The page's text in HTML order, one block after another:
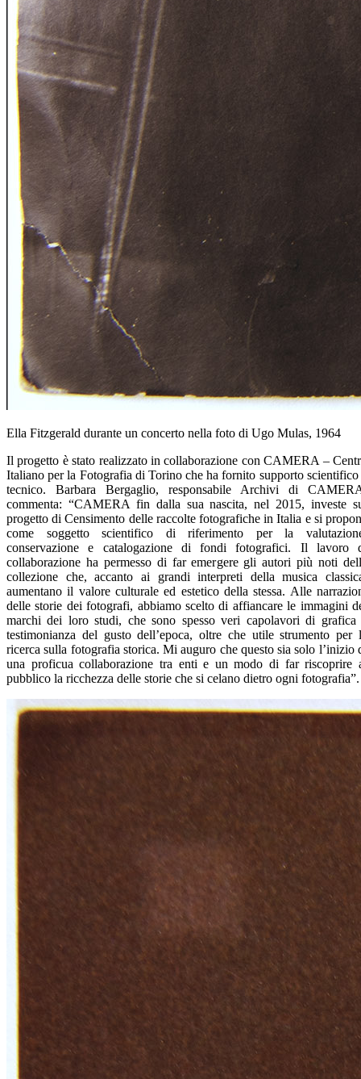
Ella Fitzgerald durante un concerto nella foto di Ugo Mulas, 1964
Il progetto è stato realizzato in collaborazione con CAMERA –
Italiano per la Fotografia di Torino che ha fornito supporto scientifico
tecnico. Barbara Bergaglio, responsabile Archivi di
commenta: “CAMERA fin dalla sua nascita, nel 2015, investe
progetto di Censimento delle raccolte fotografiche in Italia e si
come soggetto scientifico di riferimento per la
conservazione e catalogazione di fondi fotografici. Il lavoro
collaborazione ha permesso di far emergere gli autori più noti
collezione che, accanto ai grandi interpreti della musica
aumentano il valore culturale ed estetico della stessa. Alle
delle storie dei fotografi, abbiamo scelto di affiancare le immagini
marchi dei loro studi, che sono spesso veri capolavori di grafica
testimonianza del gusto dell’epoca, oltre che utile strumento per
ricerca sulla fotografia storica. Mi auguro che questo sia solo l’inizio
una proficua collaborazione tra enti e un modo di far riscoprire
pubblico la ricchezza delle storie che si celano dietro ogni fotografia”.